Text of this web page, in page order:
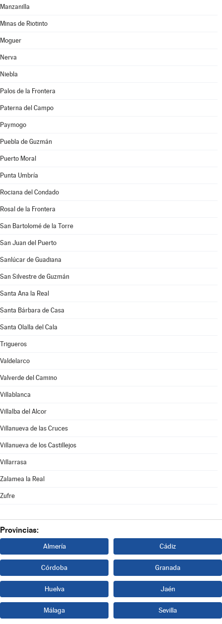
Manzanilla
Minas de Riotinto
Moguer
Nerva
Niebla
Palos de la Frontera
Paterna del Campo
Paymogo
Puebla de Guzmán
Puerto Moral
Punta Umbría
Rociana del Condado
Rosal de la Frontera
San Bartolomé de la Torre
San Juan del Puerto
Sanlúcar de Guadiana
San Silvestre de Guzmán
Santa Ana la Real
Santa Bárbara de Casa
Santa Olalla del Cala
Trigueros
Valdelarco
Valverde del Camino
Villablanca
Villalba del Alcor
Villanueva de las Cruces
Villanueva de los Castillejos
Villarrasa
Zalamea la Real
Zufre
Provincias:
Almería Cádiz
Córdoba Granada
Huelva Jaén
Málaga Sevilla